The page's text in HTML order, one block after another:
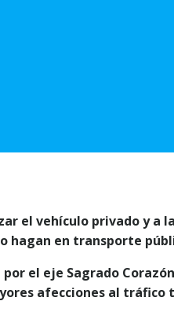
el vehículo privado y a
hagan en transporte
el eje Sagrado
afecciones al tráfico